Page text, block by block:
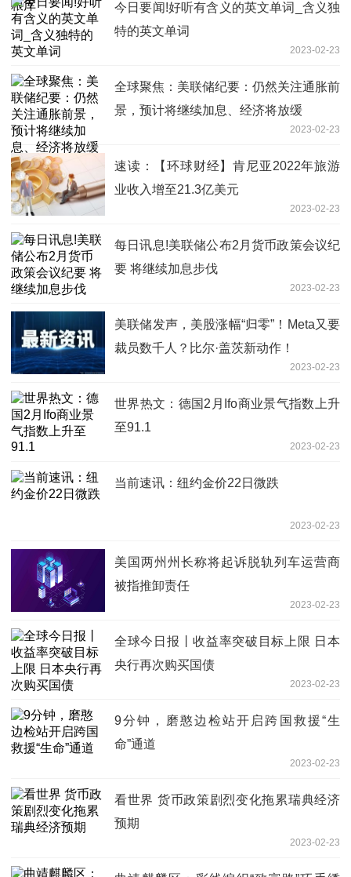
今日要闻!好听有含义的英文单词_含义独
特的英文单词
2023-02-23
全球聚焦：美联储纪要：仍然关注通胀前
景，预计将继续加息、经济将放缓
2023-02-23
速读：【环球财经】肯尼亚2022年旅游
业收入增至21.3亿美元
2023-02-23
每日讯息!美联储公布2月货币政策会议纪
要 将继续加息步伐
2023-02-23
美联储发声，美股涨幅“归零”！Meta又要
裁员数千人？比尔·盖茨新动作！
2023-02-23
世界热文：德国2月Ifo商业景气指数上升
至91.1
2023-02-23
当前速讯：纽约金价22日微跌
2023-02-23
美国两州州长称将起诉脱轨列车运营商
被指推卸责任
2023-02-23
全球今日报丨收益率突破目标上限 日本
央行再次购买国债
2023-02-23
9分钟，磨憨边检站开启跨国救援“生
命”通道
2023-02-23
看世界 货币政策剧烈变化拖累瑞典经济
预期
2023-02-23